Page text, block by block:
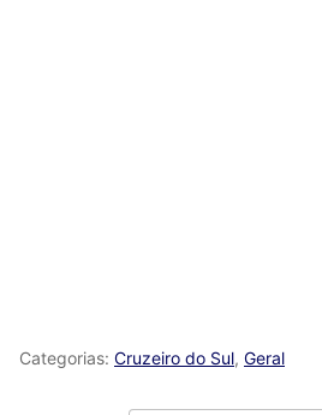
Categorias: Cruzeiro do Sul, Geral